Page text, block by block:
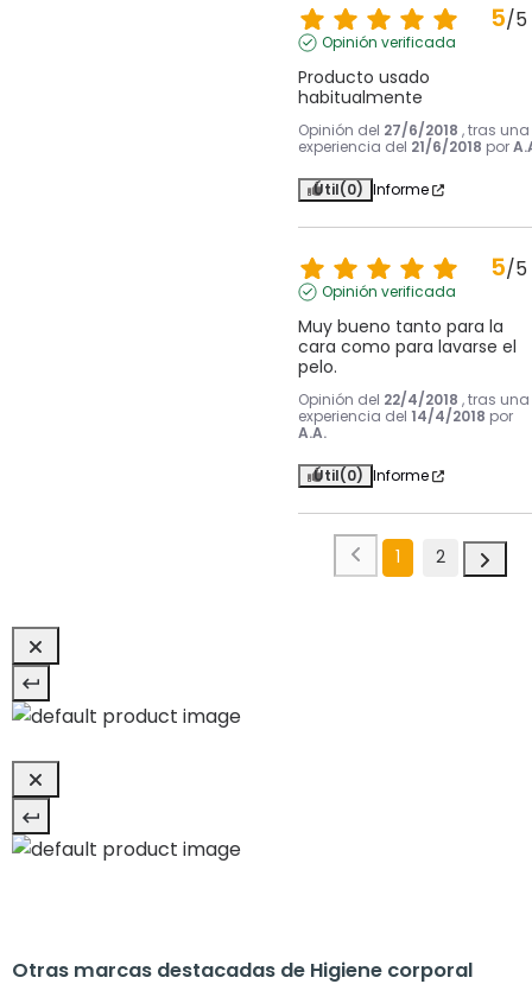
5/5
Opinión verificada
Producto usado
habitualmente
Opinión del 27/6/2018 , tras una
experiencia del 21/6/2018 por
Útil(0) Informe
5/5
Opinión verificada
Muy bueno tanto para la
cara como para lavarse el
pelo.
Opinión del 22/4/2018 , tras una
experiencia del 14/4/2018 por
A.A.
Útil(0) Informe
1 2
Otras marcas destacadas de Higiene corporal